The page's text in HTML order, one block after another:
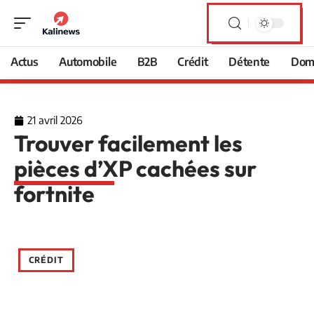
Actus Automobile B2B Crédit Détente
21 avril 2026
Trouver facilement les
pièces d’XP cachées sur
fortnite
CRÉDIT